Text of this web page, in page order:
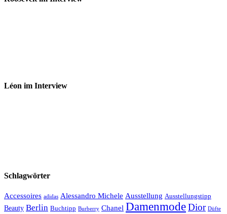
Léon im Interview
Schlagwörter
Accessoires adidas Alessandro Michele Ausstellung Ausstellungstipp
Beauty Berlin Buchtipp Burberry Chanel DamenmodeDior Düfte